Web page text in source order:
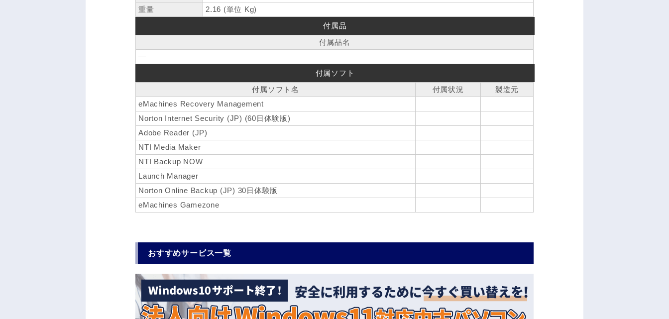
重量
2.16 (単位 Kg)
付属品
付属品名
―
付属ソフト
付属ソフト名
付属状況
製造元
eMachines Recovery Management
Norton Internet Security (JP) (60日体験版)
Adobe Reader (JP)
NTI Media Maker
NTI Backup NOW
Launch Manager
Norton Online Backup (JP) 30日体験版
eMachines Gamezone
おすすめサービス一覧